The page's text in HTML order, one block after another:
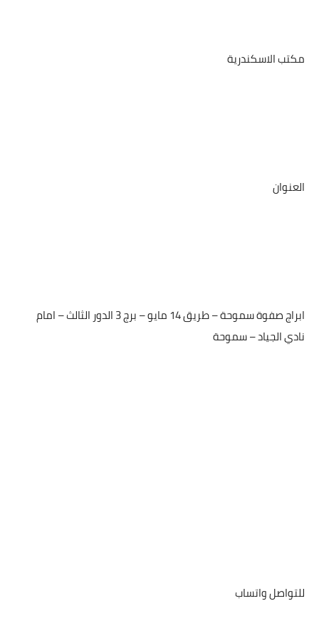
مكتب الاسكندرية
العنوان
ابراج صفوة سموحة – طريق 14 مايو – برج 3 الدور الثالث – امام
نادي الجياد – سموحة
للتواصل واتساب